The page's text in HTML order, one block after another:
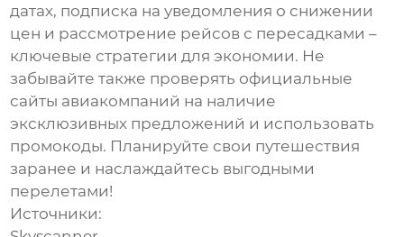
датах, подписка на уведомления о снижении
цен и рассмотрение рейсов с пересадками –
ключевые стратегии для экономии. Не
забывайте также проверять официальные
сайты авиакомпаний на наличие
эксклюзивных предложений и использовать
промокоды. Планируйте свои путешествия
заранее и наслаждайтесь выгодными
перелетами!
Источники: